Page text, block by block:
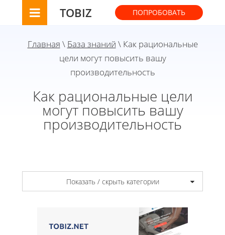
TOBIZ ПОПРОБОВАТЬ
Главная \ База знаний \ Как рациональные
цели могут повысить вашу
производительность
Как рациональные цели
могут повысить вашу
производительность
Показать / скрыть категории